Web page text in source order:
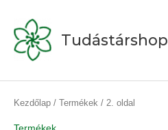
content
Tudástárshop
Kezdőlap / Termékek / 2. oldal